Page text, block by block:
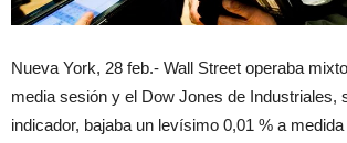
Nueva York, 28 feb.- Wall Street operaba
media sesión y el Dow Jones de Industriales,
indicador, bajaba un levísimo 0,01 % a